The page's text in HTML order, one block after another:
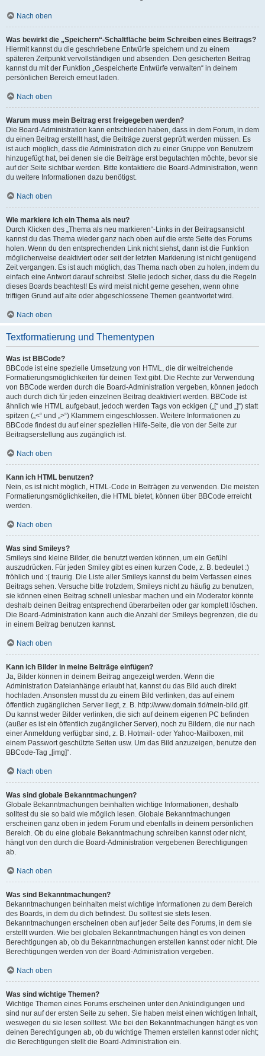
Nach oben
Was bewirkt die „Speichern“-Schaltfläche beim Schreiben eines Beitrags?
Hiermit kannst du die geschriebene Entwürfe speichern und zu einem
späteren Zeitpunkt vervollständigen und absenden. Den gesicherten Beitrag
kannst du mit der Funktion „Gespeicherte Entwürfe verwalten“ in deinem
persönlichen Bereich erneut laden.
Nach oben
Warum muss mein Beitrag erst freigegeben werden?
Die Board-Administration kann entschieden haben, dass in dem Forum, in dem
du einen Beitrag erstellt hast, die Beiträge zuerst geprüft werden müssen. Es
ist auch möglich, dass die Administration dich zu einer Gruppe von Benutzern
hinzugefügt hat, bei denen sie die Beiträge erst begutachten möchte, bevor sie
auf der Seite sichtbar werden. Bitte kontaktiere die Board-Administration, wenn
du weitere Informationen dazu benötigst.
Nach oben
Wie markiere ich ein Thema als neu?
Durch Klicken des „Thema als neu markieren“-Links in der Beitragsansicht
kannst du das Thema wieder ganz nach oben auf die erste Seite des Forums
holen. Wenn du den entsprechenden Link nicht siehst, dann ist die Funktion
möglicherweise deaktiviert oder seit der letzten Markierung ist nicht genügend
Zeit vergangen. Es ist auch möglich, das Thema nach oben zu holen, indem du
einfach eine Antwort darauf schreibst. Stelle jedoch sicher, dass du die Regeln
dieses Boards beachtest! Es wird meist nicht gerne gesehen, wenn ohne
triftigen Grund auf alte oder abgeschlossene Themen geantwortet wird.
Nach oben
Textformatierung und Thementypen
Was ist BBCode?
BBCode ist eine spezielle Umsetzung von HTML, die dir weitreichende
Formatierungsmöglichkeiten für deinen Text gibt. Die Rechte zur Verwendung
von BBCode werden durch die Board-Administration vergeben, können jedoch
auch durch dich für jeden einzelnen Beitrag deaktiviert werden. BBCode ist
ähnlich wie HTML aufgebaut, jedoch werden Tags von eckigen („[“ und „]“) statt
spitzen („<“ und „>“) Klammern eingeschlossen. Weitere Informationen zu
BBCode findest du auf einer speziellen Hilfe-Seite, die von der Seite zur
Beitragserstellung aus zugänglich ist.
Nach oben
Kann ich HTML benutzen?
Nein, es ist nicht möglich, HTML-Code in Beiträgen zu verwenden. Die meisten
Formatierungsmöglichkeiten, die HTML bietet, können über BBCode erreicht
werden.
Nach oben
Was sind Smileys?
Smileys sind kleine Bilder, die benutzt werden können, um ein Gefühl
auszudrücken. Für jeden Smiley gibt es einen kurzen Code, z. B. bedeutet :)
fröhlich und :( traurig. Die Liste aller Smileys kannst du beim Verfassen eines
Beitrags sehen. Versuche bitte trotzdem, Smileys nicht zu häufig zu benutzen,
sie können einen Beitrag schnell unlesbar machen und ein Moderator könnte
deshalb deinen Beitrag entsprechend überarbeiten oder gar komplett löschen.
Die Board-Administration kann auch die Anzahl der Smileys begrenzen, die du
in einem Beitrag benutzen kannst.
Nach oben
Kann ich Bilder in meine Beiträge einfügen?
Ja, Bilder können in deinem Beitrag angezeigt werden. Wenn die
Administration Dateianhänge erlaubt hat, kannst du das Bild auch direkt
hochladen. Ansonsten musst du zu einem Bild verlinken, das auf einem
öffentlich zugänglichen Server liegt, z. B. http://www.domain.tld/mein-bild.gif.
Du kannst weder Bilder verlinken, die sich auf deinem eigenen PC befinden
(außer es ist ein öffentlich zugänglicher Server), noch zu Bildern, die nur nach
einer Anmeldung verfügbar sind, z. B. Hotmail- oder Yahoo-Mailboxen, mit
einem Passwort geschützte Seiten usw. Um das Bild anzuzeigen, benutze den
BBCode-Tag „[img]“.
Nach oben
Was sind globale Bekanntmachungen?
Globale Bekanntmachungen beinhalten wichtige Informationen, deshalb
solltest du sie so bald wie möglich lesen. Globale Bekanntmachungen
erscheinen ganz oben in jedem Forum und ebenfalls in deinem persönlichen
Bereich. Ob du eine globale Bekanntmachung schreiben kannst oder nicht,
hängt von den durch die Board-Administration vergebenen Berechtigungen
ab.
Nach oben
Was sind Bekanntmachungen?
Bekanntmachungen beinhalten meist wichtige Informationen zu dem Bereich
des Boards, in dem du dich befindest. Du solltest sie stets lesen.
Bekanntmachungen erscheinen oben auf jeder Seite des Forums, in dem sie
erstellt wurden. Wie bei globalen Bekanntmachungen hängt es von deinen
Berechtigungen ab, ob du Bekanntmachungen erstellen kannst oder nicht. Die
Berechtigungen werden von der Board-Administration vergeben.
Nach oben
Was sind wichtige Themen?
Wichtige Themen eines Forums erscheinen unter den Ankündigungen und
sind nur auf der ersten Seite zu sehen. Sie haben meist einen wichtigen Inhalt,
weswegen du sie lesen solltest. Wie bei den Bekanntmachungen hängt es von
deinen Berechtigungen ab, ob du wichtige Themen erstellen kannst oder nicht;
die Berechtigungen stellt die Board-Administration ein.